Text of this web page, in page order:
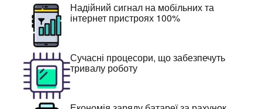
Надійний сигнал на мобільних та
інтернет пристроях 100%
Сучасні процесори, що забезпечуть
тривалу роботу